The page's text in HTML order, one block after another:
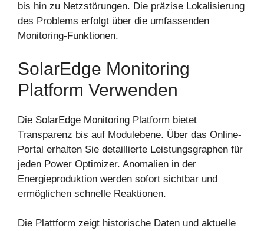
bis hin zu Netzstörungen. Die präzise Lokalisierung
des Problems erfolgt über die umfassenden
Monitoring-Funktionen.
SolarEdge Monitoring
Platform Verwenden
Die SolarEdge Monitoring Platform bietet
Transparenz bis auf Modulebene. Über das Online-
Portal erhalten Sie detaillierte Leistungsgraphen für
jeden Power Optimizer. Anomalien in der
Energieproduktion werden sofort sichtbar und
ermöglichen schnelle Reaktionen.
Die Plattform zeigt historische Daten und aktuelle